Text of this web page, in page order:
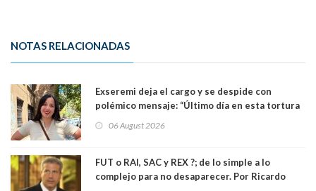
NOTAS RELACIONADAS
Exseremi deja el cargo y se despide con
polémico mensaje: “Último día en esta tortura
06 August 2026
FUT o RAI, SAC y REX ?; de lo simple a lo
complejo para no desaparecer. Por Ricardo